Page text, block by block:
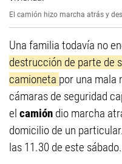
El camión hizo marcha atrás y
Una familia todavía no
destrucción de parte de
camioneta por una mala
cámaras de seguridad
el camión dio marcha
domicilio de un
las 11.30 de este sábado.